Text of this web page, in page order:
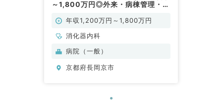
～1,800万円◎外来・病棟管理・内
（消化器内科／常勤）
年収1,200万円～1,800万円
消化器内科
病院（一般）
京都府長岡京市